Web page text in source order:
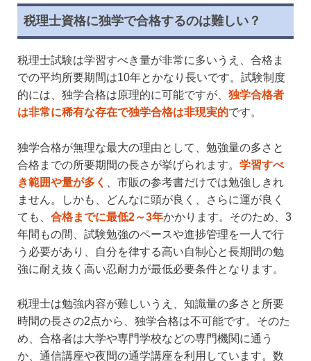
税理士資格に独学で合格するのは難しい？
税理士試験は学習すべき量が非常に多いうえ、合格ま
での平均所要期間は10年とかなり長いです。試験制度
的には、独学合格は原理的に可能ですが、 独学合格者
は非常に稀有な存在で独学合格は非現実的です。
独学合格が無理な最大の理由として、勉強量の多さと
合格までの所要期間の長さが挙げられます。 学習すべ
き範囲や量が多く
、市販の参考書だけでは勉強しきれ
ません。しかも、どんなに頭が良く、さらに運が良く
ても、 合格までに最低2～3年かかります。そのため、3
年間もの間、試験勉強のペースや進捗管理を一人で行
う必要があり、自分を律する高い自制心と長期間の勉
強に耐え抜く高い忍耐力が最低必要条件となります。
税理士は勉強内容が難しいうえ、知識量の多さと所要
時間の長さの2点から、独学合格は不可能です。そのた
め、合格者は大学や専門学校などの専門機関に通う
か、通信講座や夜間の通学講座を利用しています。数